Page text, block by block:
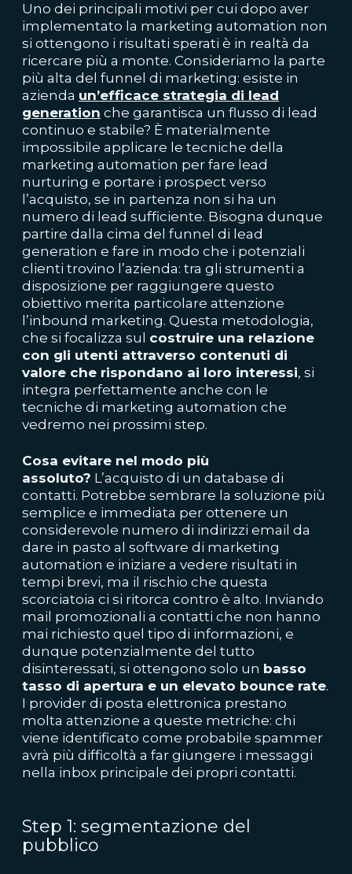
Uno dei principali motivi per cui dopo aver
implementato la marketing automation non
si ottengono i risultati sperati è in realtà da
ricercare più a monte. Consideriamo la parte
più alta del funnel di marketing: esiste in
azienda un’efficace strategia di lead
generation che garantisca un flusso di lead
continuo e stabile? È materialmente
impossibile applicare le tecniche della
marketing automation per fare lead
nurturing e portare i prospect verso
l’acquisto, se in partenza non si ha un
numero di lead sufficiente. Bisogna dunque
partire dalla cima del funnel di lead
generation e fare in modo che i potenziali
clienti trovino l’azienda: tra gli strumenti a
disposizione per raggiungere questo
obiettivo merita particolare attenzione
l’inbound marketing. Questa metodologia,
che si focalizza sul costruire una relazione
con gli utenti attraverso contenuti di
valore che rispondano ai loro interessi, si
integra perfettamente anche con le
tecniche di marketing automation che
vedremo nei prossimi step.
Cosa evitare nel modo più
assoluto? L’acquisto di un database di
contatti. Potrebbe sembrare la soluzione più
semplice e immediata per ottenere un
considerevole numero di indirizzi email da
dare in pasto al software di marketing
automation e iniziare a vedere risultati in
tempi brevi, ma il rischio che questa
scorciatoia ci si ritorca contro è alto. Inviando
mail promozionali a contatti che non hanno
mai richiesto quel tipo di informazioni, e
dunque potenzialmente del tutto
disinteressati, si ottengono solo un basso
tasso di apertura e un elevato bounce rate.
I provider di posta elettronica prestano
molta attenzione a queste metriche: chi
viene identificato come probabile spammer
avrà più difficoltà a far giungere i messaggi
nella inbox principale dei propri contatti.
Step 1: segmentazione del
pubblico